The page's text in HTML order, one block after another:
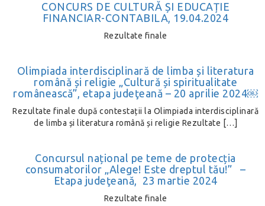
CONCURS DE CULTURĂ ȘI EDUCAȚIE
FINANCIAR-CONTABILA, 19.04.2024
Rezultate finale
Olimpiada interdisciplinară de limba și literatura
română și religie „Cultură și spiritualitate
românească”, etapa judeţeană – 20 aprilie 2024￼
Rezultate finale după contestații la Olimpiada interdisciplinară
de limba și literatura română și religie Rezultate […]
Concursul național pe teme de protecția
consumatorilor „Alege! Este dreptul tău!” –
Etapa judeţeană, 23 martie 2024
Rezultate finale